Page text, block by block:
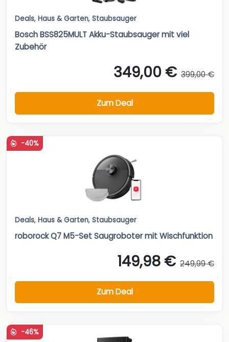
Deals, Haus & Garten, Staubsauger
Bosch BSS825MULT Akku-Staubsauger mit viel
Zubehör
349,00 € 399,00 €
Zum Deal
-40%
Deals, Haus & Garten, Staubsauger
roborock Q7 M5-Set Saugroboter mit Wischfunktion
149,98 € 249,99 €
Zum Deal
-46%